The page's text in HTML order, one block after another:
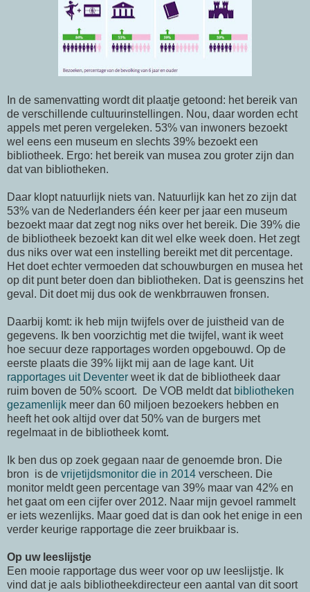
In de samenvatting wordt dit plaatje getoond: het bereik van
de verschillende cultuurinstellingen. Nou, daar worden echt
appels met peren vergeleken. 53% van inwoners bezoekt
wel eens een museum en slechts 39% bezoekt een
bibliotheek. Ergo: het bereik van musea zou groter zijn dan
dat van bibliotheken.
Daar klopt natuurlijk niets van. Natuurlijk kan het zo zijn dat
53% van de Nederlanders één keer per jaar een museum
bezoekt maar dat zegt nog niks over het bereik. Die 39% die
de bibliotheek bezoekt kan dit wel elke week doen. Het zegt
dus niks over wat een instelling bereikt met dit percentage.
Het doet echter vermoeden dat schouwburgen en musea het
op dit punt beter doen dan bibliotheken. Dat is geenszins het
geval. Dit doet mij dus ook de wenkbrrauwen fronsen.
Daarbij komt: ik heb mijn twijfels over de juistheid van de
gegevens. Ik ben voorzichtig met die twijfel, want ik weet
hoe secuur deze rapportages worden opgebouwd. Op de
eerste plaats die 39% lijkt mij aan de lage kant. Uit
rapportages uit Deventer weet ik dat de bibliotheek daar
ruim boven de 50% scoort. De VOB meldt datbibliotheken
gezamenlijk meer dan 60 miljoen bezoekers hebben en
heeft het ook altijd over dat 50% van de burgers met
regelmaat in de bibliotheek komt.
Ik ben dus op zoek gegaan naar de genoemde bron. Die
bron is de vrijetijdsmonitor die in 2014 verscheen. Die
monitor meldt geen percentage van 39% maar van 42% en
het gaat om een cijfer over 2012. Naar mijn gevoel rammelt
er iets wezenlijks. Maar goed dat is dan ook het enige in een
verder keurige rapportage die zeer bruikbaar is.
Op uw leeslijstje
Een mooie rapportage dus weer voor op uw leeslijstje. Ik
vind dat je aals bibliotheekdirecteur een aantal van dit soort